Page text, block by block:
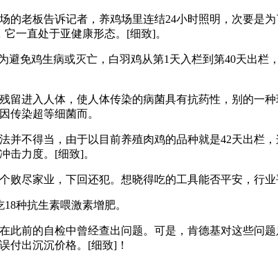
老板告诉记者，养鸡场里连结24小时照明，次要是
一直处于亚健康形态。[细致]。
鸡生病或灭亡，白羽鸡从第1天入栏到第40天出栏
进入人体，使人体传染的病菌具有抗药性，别的一
传染超等细菌而。
不得当，由于以目前养殖肉鸡的品种就是42天出栏
击力度。[细致]。
家业，下回还犯。想晓得吃的工具能否平安，行业
种抗生素喂激素增肥。
前的自检中曾经查出问题。可是，肯德基对这些问
付出沉沉价格。[细致]！